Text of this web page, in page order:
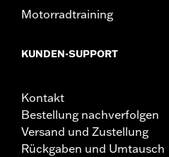
Motorradtraining
KUNDEN-SUPPORT
Kontakt
Bestellung nachverfolgen
Versand und Zustellung
Rückgaben und Umtausch